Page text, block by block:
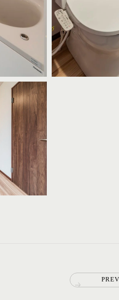
PREV